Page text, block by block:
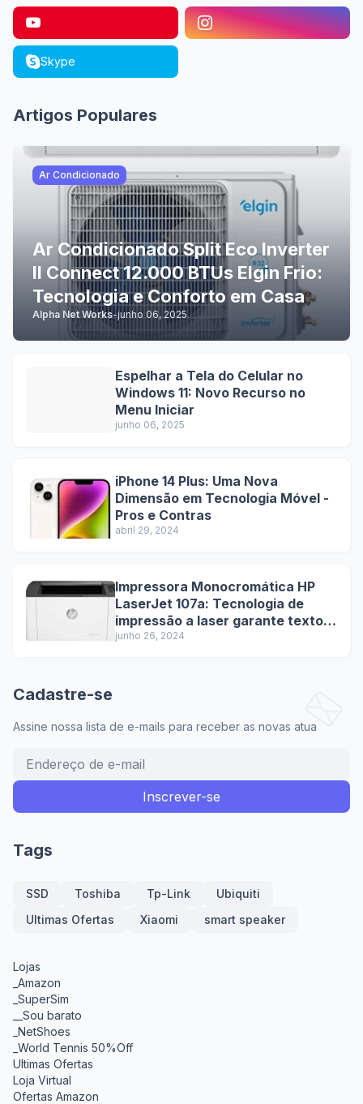
Skype
Artigos Populares
Ar Condicionado
Ar Condicionado Split Eco Inverter
II Connect 12.000 BTUs Elgin Frio:
Tecnologia e Conforto em Casa
Alpha Net Works-junho 06, 2025
Espelhar a Tela do Celular no
Windows 11: Novo Recurso no
Menu Iniciar
junho 06, 2025
iPhone 14 Plus: Uma Nova
Dimensão em Tecnologia Móvel -
Pros e Contras
abril 29, 2024
Impressora Monocromática HP
LaserJet 107a: Tecnologia de
impressão a laser garante textos
nítidos e de alta qualidade.
junho 26, 2024
Cadastre-se
Assine nossa lista de e-mails para receber as novas atua
Tags
SSD Toshiba Tp-Link
Ubiquiti
Ultimas Ofertas
Xiaomi smart speaker
Lojas
_Amazon
_SuperSim
__Sou barato
_NetShoes
_World Tennis 50%Off
Ultimas Ofertas
Loja Virtual
Ofertas Amazon